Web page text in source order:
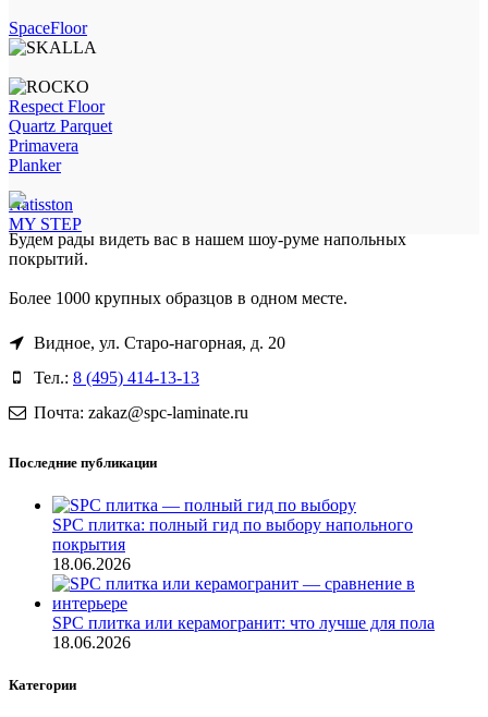
SpaceFloor
Respect Floor
Quartz Parquet
Primavera
Planker
Natisston
MY STEP
Будем рады видеть вас в нашем шоу-руме напольных
покрытий.
Более 1000 крупных образцов в одном месте.
Видное, ул. Старо-нагорная, д. 20
Тел.: 8 (495) 414-13-13
Почта: zakaz@spc-laminate.ru
Последние публикации
SPC плитка: полный гид по выбору напольного
покрытия
18.06.2026
SPC плитка или керамогранит: что лучше для пола
18.06.2026
Категории